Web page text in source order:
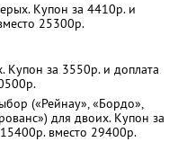
Купон за 4410р. и
25300р.
Купон за 3550р. и доплата
(«Рейнау», «Бордо»,
для двоих. Купон за
вместо 29400р.